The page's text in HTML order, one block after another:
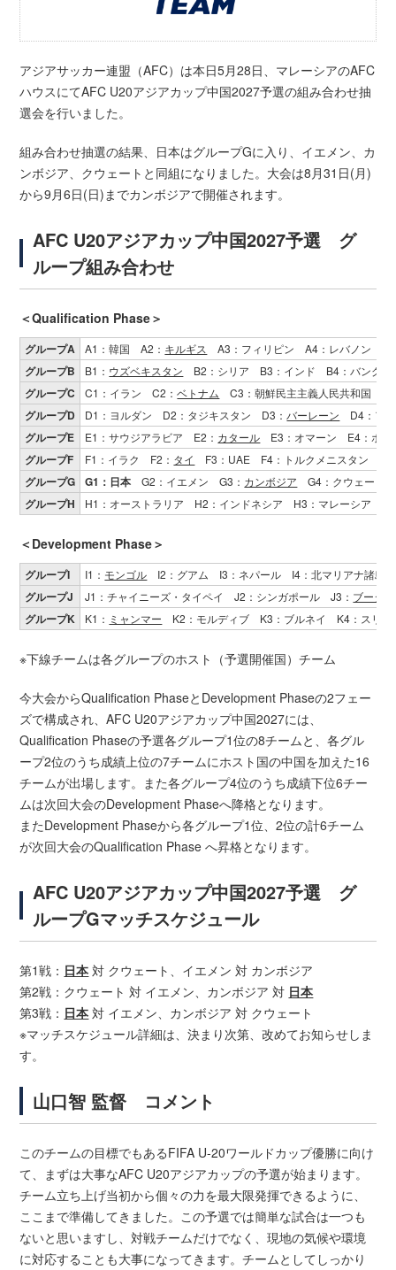
アジアサッカー連盟（AFC）は本日5月28日、マレーシアのAFC
ハウスにてAFC U20アジアカップ中国2027予選の組み合わせ抽
選会を行いました。
組み合わせ抽選の結果、日本はグループGに入り、イエメン、カ
ンボジア、クウェートと同組になりました。大会は8月31日(月)
から9月6日(日)までカンボジアで開催されます。
AFC U20アジアカップ中国2027予選 グ
ループ組み合わせ
＜Qualification Phase＞
グループA A1：韓国 A2： キルギス A3：フィリピン A4：レバノン
グループB B1： ウズベキスタン B2：シリア B3：インド B4：バングラ
グループC C1：イラン C2：ベトナム C3：朝鮮民主主義人民共和国
グループD D1：ヨルダン D2：タジキスタン D3：バーレーン D4：ア
グループE E1：サウジアラビア E2： カタール E3：オマーン E4：ホン
グループF F1：イラク F2： タイ F3：UAE F4：トルクメニスタン
グループG G1：日本G2：イエメン G3： カンボジア G4：クウェート
グループH H1：オーストラリア H2：インドネシア H3：マレーシア
＜Development Phase＞
グループI I1： モンゴル I2：グアム I3：ネパール I4：北マリアナ諸島
グループJ J1：チャイニーズ・タイペイ J2：シンガポール J3： ブータン
グループK K1： ミャンマー K2：モルディブ K3：ブルネイ K4：スリラ
※下線チームは各グループのホスト（予選開催国）チーム
今大会からQualification PhaseとDevelopment Phaseの2フェー
ズで構成され、AFC U20アジアカップ中国2027には、
Qualification Phaseの予選各グループ1位の8チームと、各グル
ープ2位のうち成績上位の7チームにホスト国の中国を加えた16
チームが出場します。また各グループ4位のうち成績下位6チー
ムは次回大会のDevelopment Phaseへ降格となります。
またDevelopment Phaseから各グループ1位、2位の計6チーム
が次回大会のQualification Phase へ昇格となります。
AFC U20アジアカップ中国2027予選 グ
ループGマッチスケジュール
第1戦： 日本 対 クウェート、イエメン 対 カンボジア
第2戦：クウェート 対 イエメン、カンボジア 対 日本
第3戦： 日本 対 イエメン、カンボジア 対 クウェート
※マッチスケジュール詳細は、決まり次第、改めてお知らせしま
す。
山口智 監督 コメント
このチームの⽬標でもあるFIFA U-20ワールドカップ優勝に向け
て、まずは⼤事なAFC U20アジアカップの予選が始まります。
チーム⽴ち上げ当初から個々の⼒を最⼤限発揮できるように、
ここまで準備してきました。この予選では簡単な試合は⼀つも
ないと思いますし、対戦チームだけでなく、現地の気候や環境
に対応することも⼤事になってきます。チームとしてしっかり